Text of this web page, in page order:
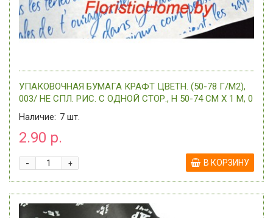
УПАКОВОЧНАЯ БУМАГА КРАФТ ЦВЕТН. (50-78 Г/М2),
003/ НЕ СПЛ. РИС. С ОДНОЙ СТОР., H 50-74 СМ Х 1 М, 0
-
Наличие: 7 шт.
2.90 р.
+
- В КОРЗИНУ